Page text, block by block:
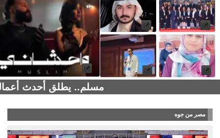
مسلم.. يطلق أحدث
مصر من جوه